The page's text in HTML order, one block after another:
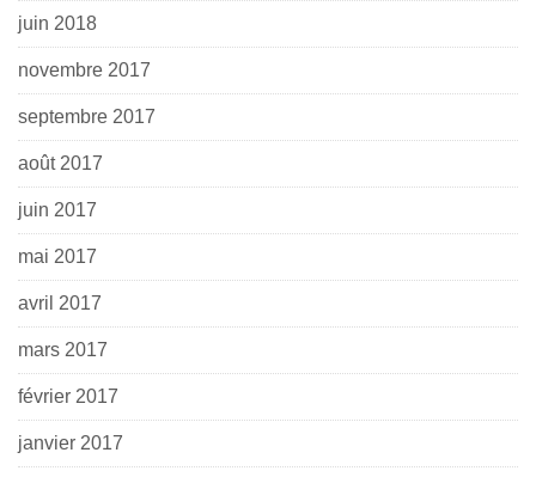
juin 2018
novembre 2017
septembre 2017
août 2017
juin 2017
mai 2017
avril 2017
mars 2017
février 2017
janvier 2017